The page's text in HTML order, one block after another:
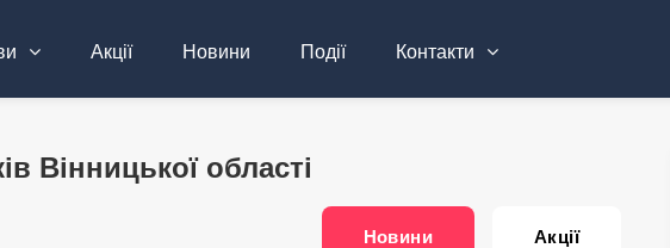
Акції Новини Події Контакти
Вiнницької області
Новини Акції